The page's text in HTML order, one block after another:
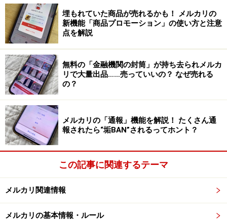
があるので宅急便やゆうパックの80サイズや100サイズ
になってしまうこともあります。
ブランドものの麦わら帽子なら販売価格を高く設定でき
ますが、そうでない帽子は販売価格よりも送料が高くな
ってしまうこともあるのです。
これは余談ですが、キャップのつばの角度にも注意が必
要です。キャップはつぶせるので、ネコポスやゆうパケ
ットで送れるだろうなと思っていたのですが、つばの部
分がカーブしていると厚さが3cmを超えてしまうことが
「伸ばして梱包すればいいのでは？」と一瞬思ったので
すが、商品にダメージが加わってしまいそうです。これ
も販売価格が高ければ良いのですが、そうでないと送料
埋もれていた商品が売れるかも！ メルカリの
新機能「商品プロモーション」の使い方と注意
点を解説
無料の「金融機関の封筒」が持ち去られメルカ
リで大量出品……売っていいの？ なぜ売れる
の？
メルカリの「通報」機能を解説！ たくさん通
報されたら“垢BAN”されるってホント？
この記事に関連するテーマ
メルカリ関連情報
メルカリの基本情報・ルール